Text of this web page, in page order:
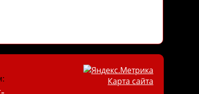
Карта сайта